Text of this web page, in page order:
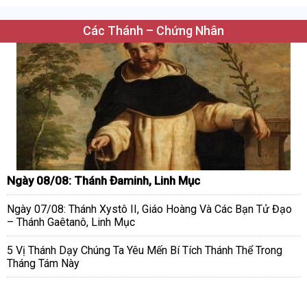
Các Thánh – Chứng Nhân
Ngày 08/08: Thánh Đaminh, Linh Mục
Ngày 07/08: Thánh Xystô II, Giáo Hoàng Và Các Bạn Tử Đạo
– Thánh Gaêtanô, Linh Mục
5 Vị Thánh Dạy Chúng Ta Yêu Mến Bí Tích Thánh Thể Trong
Tháng Tám Này